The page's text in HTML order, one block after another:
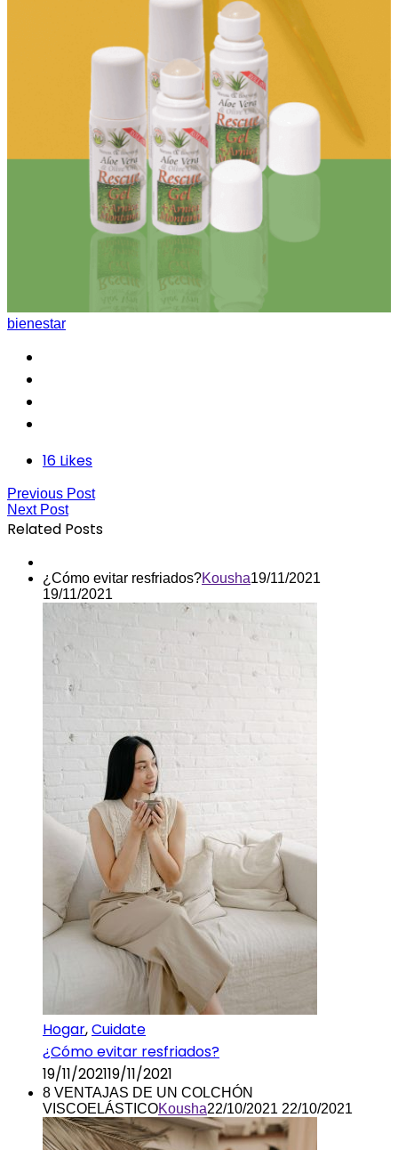
bienestar
16 Likes
Previous Post
Next Post
Related Posts
¿Cómo evitar resfriados?Kousha19/11/2021
19/11/2021
Hogar,Cuidate
¿Cómo evitar resfriados?
19/11/202119/11/2021
8 VENTAJAS DE UN COLCHÓN
VISCOELÁSTICOKousha22/10/2021 22/10/2021